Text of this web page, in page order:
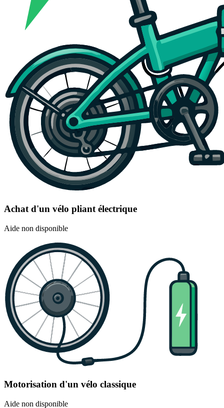
Achat d'un vélo pliant électrique
Aide non disponible
Motorisation d'un vélo classique
Aide non disponible